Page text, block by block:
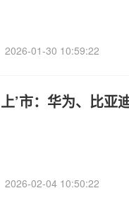
2026-01-30 10:59:22
’市：华为、比亚
2026-02-04 10:50:22